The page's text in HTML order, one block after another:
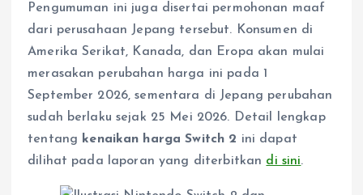
Pengumuman ini juga disertai permohonan maaf
dari perusahaan Jepang tersebut. Konsumen di
Amerika Serikat, Kanada, dan Eropa akan mulai
merasakan perubahan harga ini pada 1
September 2026, sementara di Jepang perubahan
sudah berlaku sejak 25 Mei 2026. Detail lengkap
tentang kenaikan harga Switch 2 ini dapat
dilihat pada laporan yang diterbitkan di sini.